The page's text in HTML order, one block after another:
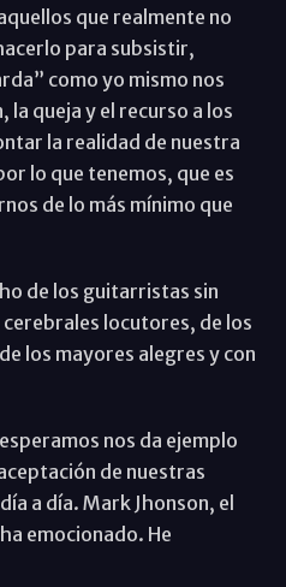
que realmente no
para subsistir,
como yo mismo nos
la queja y el recurso a los
la realidad de nuestra
lo que tenemos, que es
de lo más mínimo que
de los guitarristas sin
locutores, de los
los mayores alegres y con
nos da ejemplo
de nuestras
a día. Mark Jhonson, el
emocionado. He